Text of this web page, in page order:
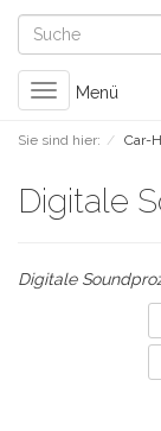
Toggle
navigation
Menü
Sie sind hier: Car-
Digitale
Digitale